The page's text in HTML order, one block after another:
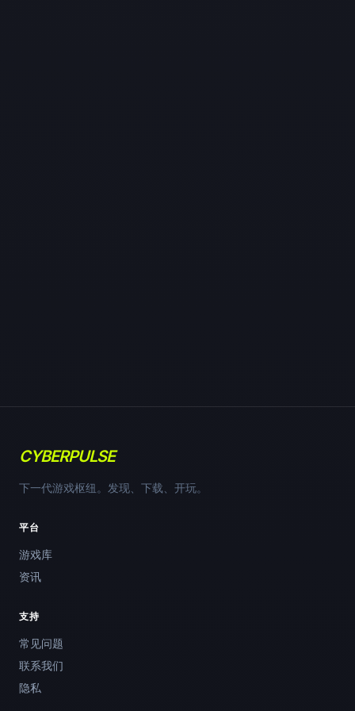
CYBERPULSE
下一代游戏枢纽。发现、下载、开玩。
平台
游戏库
资讯
支持
常见问题
联系我们
隐私